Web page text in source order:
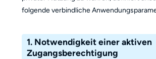
folgende verbindliche
1. Notwendigkeit einer aktiven
Zugangsberechtigung